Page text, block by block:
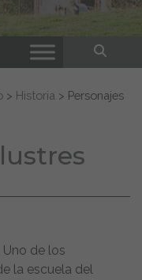
> Historia > Personajes
Uno de los
la escuela del